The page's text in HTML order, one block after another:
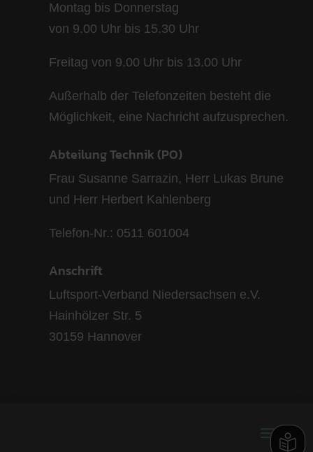
Montag bis Donnerstag
von 9.00 Uhr bis 15.30 Uhr
Freitag von 9.00 Uhr bis 13.00 Uhr
Außerhalb der Telefonzeiten besteht die
Möglichkeit, eine Nachricht aufzusprechen.
Abteilung Technik (PO)
Frau Susanne Sarrazin, Herr Lukas Brune
und Herr Herbert Kahlenberg
Telefon-Nr.: 0511 601004
Anschrift
Luftsport-Verband Niedersachsen e.V.
Hainhölzer Str. 5
30159 Hannover